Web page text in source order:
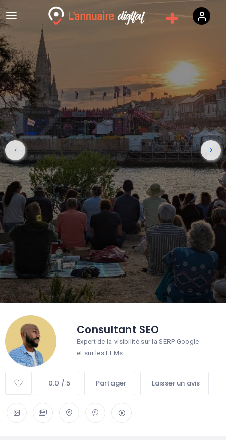
Consultant SEO
Expert de la visibilité sur la SERP Google
et sur les LLMs
0.0 / 5 Partager Laisser un avis